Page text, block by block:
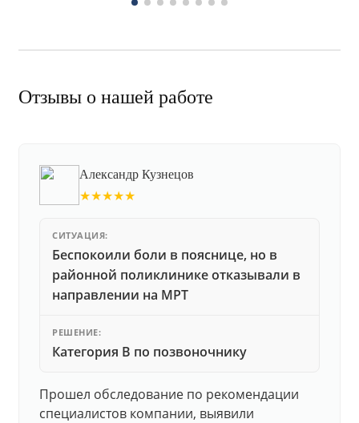
Отзывы о нашей работе
Александр Кузнецов
★★★★★
СИТУАЦИЯ:
Беспокоили боли в пояснице, но в
районной поликлинике отказывали в
направлении на МРТ
РЕШЕНИЕ:
Категория В по позвоночнику
Прошел обследование по рекомендации
специалистов компании, выявили